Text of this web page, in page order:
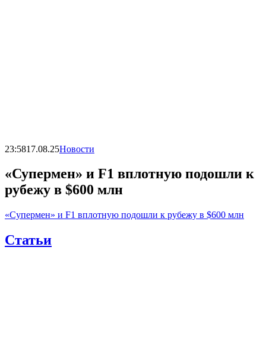
23:5817.08.25Новости
«Супермен» и F1 вплотную подошли к
рубежу в $600 млн
«Супермен» и F1 вплотную подошли к рубежу в $600 млн
Статьи